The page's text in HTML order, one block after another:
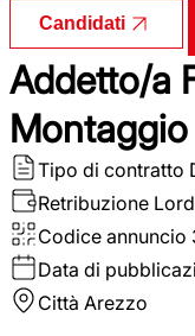
Candidati
Addetto/a
Montaggio
Tipo di contratto
Retribuzione
Codice annuncio
Data di
Città Arezzo